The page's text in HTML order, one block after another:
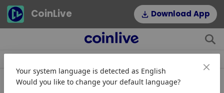
CoinLive Download App
Your system language is detected as English
Would you like to change your default language?